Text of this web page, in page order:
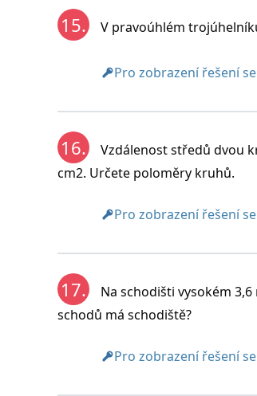
15. V pravoúhlém
Pro zobrazení řešení
16.
Vzdálenost středů dvou
cm2. Určete poloměry kruhů.
Pro zobrazení řešení
17.
Na schodišti vysokém
schodů má schodiště?
Pro zobrazení řešení